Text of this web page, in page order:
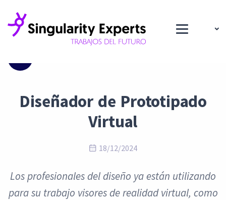
Diseñador de Prototipado
Virtual
18/12/2024
Los profesionales del diseño ya están utilizando
para su trabajo visores de realidad virtual, como